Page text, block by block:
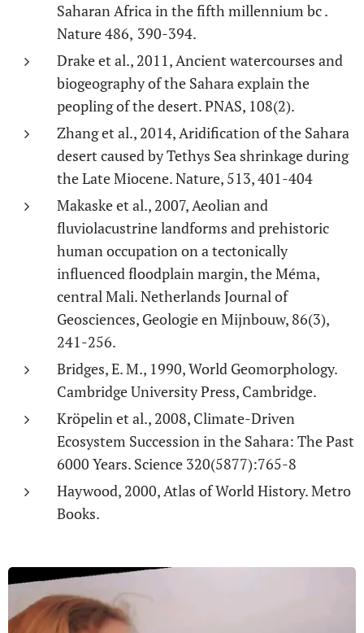
Saharan Africa in the fifth millennium bc .
Nature 486, 390-394.
Drake et al., 2011, Ancient watercourses and
biogeography of the Sahara explain the
peopling of the desert. PNAS, 108(2).
Zhang et al., 2014, Aridification of the Sahara
desert caused by Tethys Sea shrinkage during
the Late Miocene. Nature, 513, 401-404
Makaske et al., 2007, Aeolian and
fluviolacustrine landforms and prehistoric
human occupation on a tectonically
influenced floodplain margin, the Méma,
central Mali. Netherlands Journal of
Geosciences, Geologie en Mijnbouw, 86(3),
241-256.
Bridges, E. M., 1990, World Geomorphology.
Cambridge University Press, Cambridge.
Kröpelin et al., 2008, Climate-Driven
Ecosystem Succession in the Sahara: The Past
6000 Years. Science 320(5877):765-8
Haywood, 2000, Atlas of World History. Metro
Books.